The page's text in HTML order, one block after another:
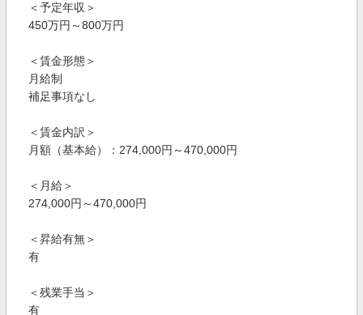
＜予定年収＞
450万円～800万円
＜賃金形態＞
月給制
補足事項なし
＜賃金内訳＞
月額（基本給）：274,000円～470,000円
＜月給＞
274,000円～470,000円
＜昇給有無＞
有
＜残業手当＞
有